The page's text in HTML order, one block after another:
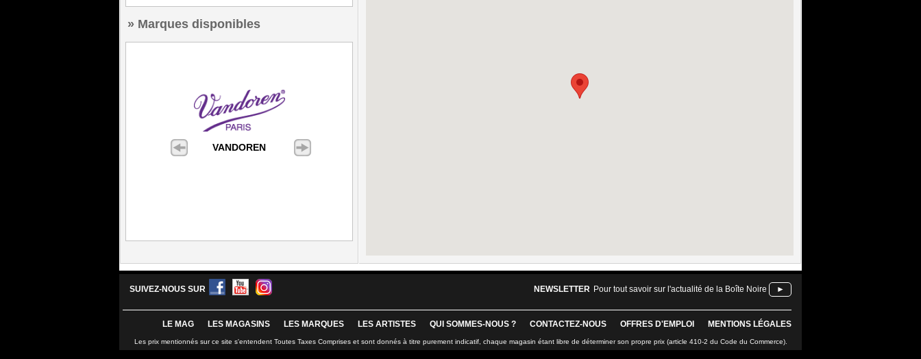
Marques disponibles
VANDOREN
SUIVEZ-NOUS SUR NEWSLETTER Pour tout savoir sur l'actualité de la Boîte Noire ►
LE MAG LES MAGASINS LES MARQUES LES ARTISTES QUI SOMMES-NOUS ? CONTACTEZ-NOUS OFFRES D'EMPLOI MENTIONS LÉGALES
Les prix mentionnés sur ce site s'entendent Toutes Taxes Comprises et sont donnés à titre purement indicatif, chaque magasin étant libre de déterminer son propre prix (article 410-2 du Code du Commerce).